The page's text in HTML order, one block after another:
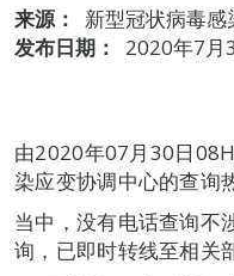
来源：
新型冠状病毒
发布日期：
2020年7月
由2020年07月30日
染应变协调中心的查询
当中，没有电话查询不
询，已即时转线至相关